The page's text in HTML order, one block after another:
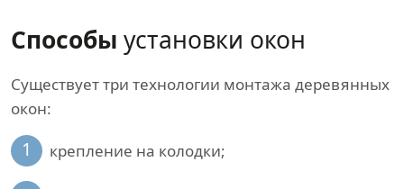
Способы установки окон
Существует три технологии монтажа деревянных
окон:
1 крепление на колодки;